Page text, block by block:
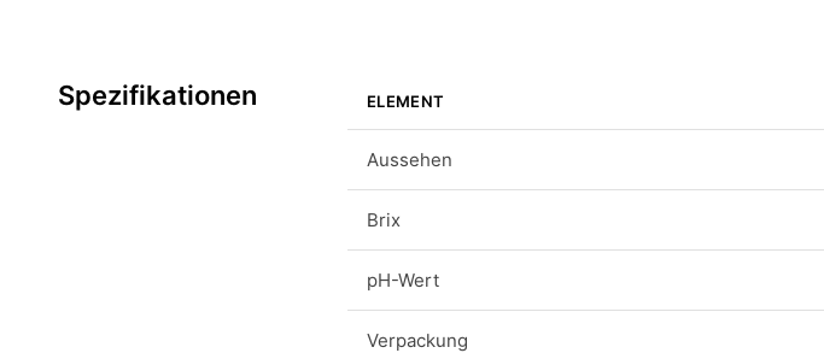
Spezifikationen ELEMENT
Aussehen
Brix
pH-Wert
Verpackung